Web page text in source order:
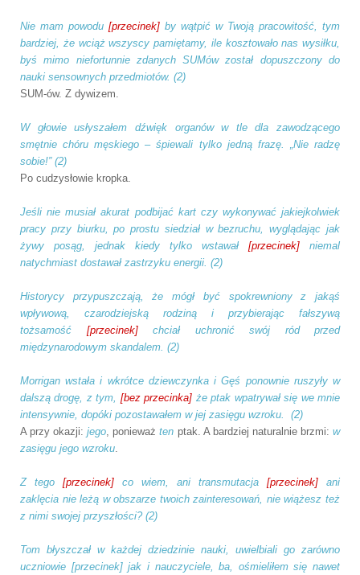
Nie mam powodu [przecinek] by wątpić w Twoją pracowitość, tym
bardziej, że wciąż wszyscy pamiętamy, ile kosztowało nas wysiłku,
byś mimo niefortunnie zdanych SUMów został dopuszczony do
nauki sensownych przedmiotów. (2)
SUM-ów. Z dywizem.
W głowie usłyszałem dźwięk organów w tle dla zawodzącego
smętnie chóru męskiego – śpiewali tylko jedną frazę. „Nie radzę
sobie!” (2)
Po cudzysłowie kropka.
Jeśli nie musiał akurat podbijać kart czy wykonywać jakiejkolwiek
pracy przy biurku, po prostu siedział w bezruchu, wyglądając jak
żywy posąg, jednak kiedy tylko wstawał [przecinek]
niemal
natychmiast dostawał zastrzyku energii. (2)
Historycy przypuszczają, że mógł być spokrewniony z jakąś
wpływową, czarodziejską rodziną i przybierając fałszywą
tożsamość [przecinek]
chciał uchronić swój ród przed
międzynarodowym skandalem. (2)
Morrigan wstała i wkrótce dziewczynka i Gęś ponownie ruszyły w
dalszą drogę, z tym, [bez przecinka] że ptak wpatrywał się we mnie
intensywnie, dopóki pozostawałem w jej zasięgu wzroku. (2)
A przy okazji:jego, ponieważten ptak. A bardziej naturalnie brzmi:w
zasięgu jego wzroku.
Z tego [przecinek] co wiem, ani transmutacja [przecinek]
ani
zaklęcia nie leżą w obszarze twoich zainteresowań, nie wiążesz też
z nimi swojej przyszłości? (2)
Tom błyszczał w każdej dziedzinie nauki, uwielbiali go zarówno
uczniowie [przecinek] jak i nauczyciele, ba, ośmieliłem się nawet